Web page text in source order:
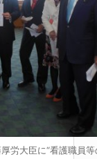
労大臣に“看護職員